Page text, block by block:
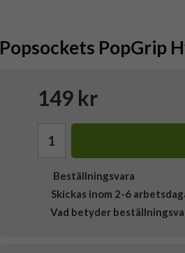
Popsockets PopGrip
149 kr
Beställningsvara
Skickas inom 2-6
Vad betyder